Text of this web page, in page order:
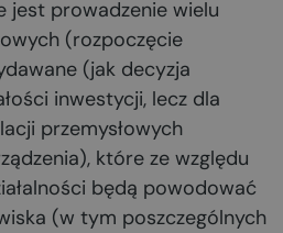
jest prowadzenie wielu
(rozpoczęcie
(jak decyzja
inwestycji, lecz dla
przemysłowych
które ze względu
będą powodować
(w tym poszczególnych